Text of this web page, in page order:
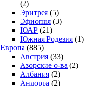
(2)
Эритрея (5)
Эфиопия (3)
ЮАР (21)
Южная Родезия (1)
Европа (885)
Австрия (33)
Азорские о-ва (2)
Албания (2)
Андорра (2)